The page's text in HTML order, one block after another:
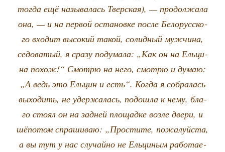
тогда ещё назы­ва­лась Твер­ская), — про­дол­жа­ла
она, — и на пер­вой оста­нов­ке после Бело­рус­ско­
го вхо­дит высо­кий такой, солид­ный муж­чи­на,
седо­ва­тый, я сра­зу поду­ма­ла: „Как он на Ель­ци­
на похож!“ Смот­рю на него, смот­рю и думаю:
„А ведь это Ель­цин и есть“. Когда я собра­лась
выхо­дить, не удер­жа­лась, подо­шла к нему, бла­
го сто­ял он на зад­ней пло­щад­ке воз­ле две­ри, и
шёпо­том спра­ши­ваю: „Про­сти­те, пожа­луй­ста,
а вы тут у нас слу­чай­но не Ель­ци­ным рабо­та­е­